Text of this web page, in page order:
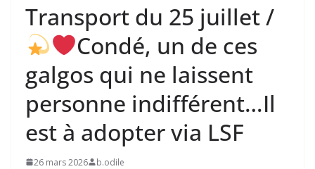
Transport du 25 juillet /
Condé, un de ces
galgos qui ne laissent
personne indifférent…Il
est à adopter via LSF
26 mars 2026 b.odile